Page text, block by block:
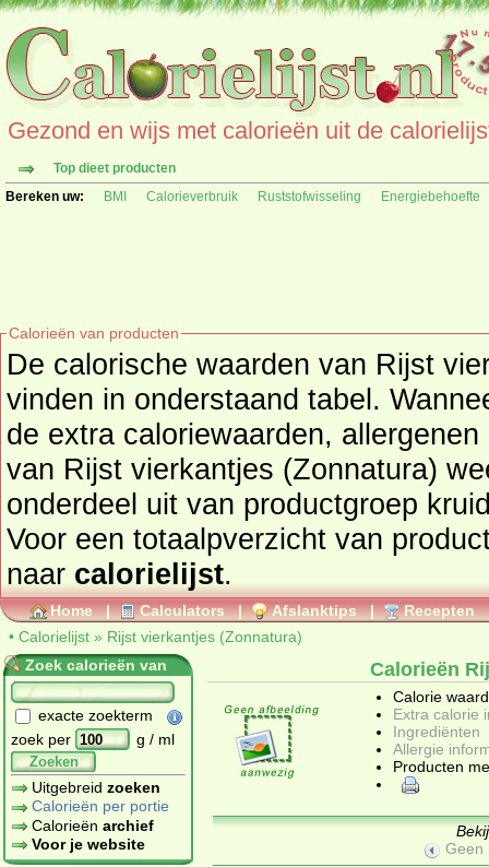
Gezond en wijs met calorieën uit de
Top dieet producten
Bereken uw:
BMI Calorieverbruik Ruststofwisseling Energiebehoefte
Calorieën van producten
De calorische waarden van Rijst
vinden in onderstaand tabel. Wanneer beschikbaar worden
de extra caloriewaarden,
van Rijst vierkantjes (Zonnatura) weergegeven.
onderdeel uit van productgroep
Voor een totaalpverzicht van producten en hun calorieën gaat u
naar calorielijst.
Home | Calculators | Afslanktips | Recepten
• Calorielijst » Rijst vierkantjes (Zonnatura)
Zoek calorieën van
exacte zoekterm
zoek per
g / ml
Zoeken
Uitgebreid zoeken
Calorieën per portie
Calorieën archief
Voor je website
Calorieën
Calorie
Extra calorie
Ingrediënten
Allergie
Producten
Geen